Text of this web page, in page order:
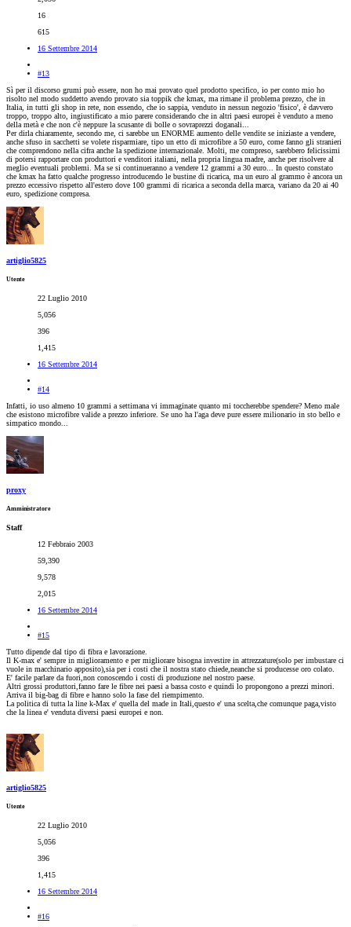
16
615
16 Settembre 2014
#13
Sì per il discorso grumi può essere, non ho mai provato quel prodotto specifico, io per conto mio ho
risolto nel modo suddetto avendo provato sia toppik che kmax, ma rimane il problema prezzo, che in
Italia, in tutti gli shop in rete, non essendo, che io sappia, venduto in nessun negozio 'fisico', è davvero
troppo, troppo alto, ingiustificato a mio parere considerando che in altri paesi europei è venduto a meno
della metà e che non c'è neppure la scusante di bolle o sovraprezzi doganali...
Per dirla chiaramente, secondo me, ci sarebbe un ENORME aumento delle vendite se iniziaste a vendere,
anche sfuso in sacchetti se volete risparmiare, tipo un etto di microfibre a 50 euro, come fanno gli stranieri
che comprendono nella cifra anche la spedizione internazionale. Molti, me compreso, sarebbero felicissimi
di potersi rapportare con produttori e venditori italiani, nella propria lingua madre, anche per risolvere al
meglio eventuali problemi. Ma se si continueranno a vendere 12 grammi a 30 euro... In questo constato
che kmax ha fatto qualche progresso introducendo le bustine di ricarica, ma un euro al grammo è ancora un
prezzo eccessivo rispetto all'estero dove 100 grammi di ricarica a seconda della marca, variano da 20 ai 40
euro, spedizione compresa.
artiglio5825
Utente
22 Luglio 2010
5,056
396
1,415
16 Settembre 2014
#14
Infatti, io uso almeno 10 grammi a settimana vi immaginate quanto mi toccherebbe spendere? Meno male
che esistono microfibre valide a prezzo inferiore. Se uno ha l'aga deve pure essere milionario in sto bello e
simpatico mondo...
proxy
Amministratore
Staff
12 Febbraio 2003
59,390
9,578
2,015
16 Settembre 2014
#15
Tutto dipende dal tipo di fibra e lavorazione.
Il K-max e' sempre in miglioramento e per migliorare bisogna investire in attrezzature(solo per imbustare ci
vuole in macchinario apposito),sia per i costi che il nostra stato chiede,neanche si producesse oro colato.
E' facile parlare da fuori,non conoscendo i costi di produzione nel nostro paese.
Altri grossi produttori,fanno fare le fibre nei paesi a bassa costo e quindi lo propongono a prezzi minori.
Arriva il big-bag di fibre e hanno solo la fase del riempimento.
La politica di tutta la line k-Max e' quella del made in Itali,questo e' una scelta,che comunque paga,visto
che la linea e' venduta diversi paesi europei e non.
artiglio5825
Utente
22 Luglio 2010
5,056
396
1,415
16 Settembre 2014
#16